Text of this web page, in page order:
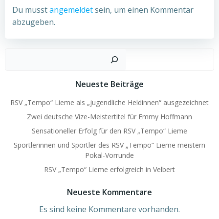
Du musstangemeldetsein, um einen Kommentar
abzugeben.
Neueste Beiträge
RSV „Tempo“ Lieme als „jugendliche Heldinnen“ ausgezeichnet
Zwei deutsche Vize-Meistertitel für Emmy Hoffmann
Sensationeller Erfolg für den RSV „Tempo“ Lieme
Sportlerinnen und Sportler des RSV „Tempo“ Lieme meistern
Pokal-Vorrunde
RSV „Tempo“ Lieme erfolgreich in Velbert
Neueste Kommentare
Es sind keine Kommentare vorhanden.